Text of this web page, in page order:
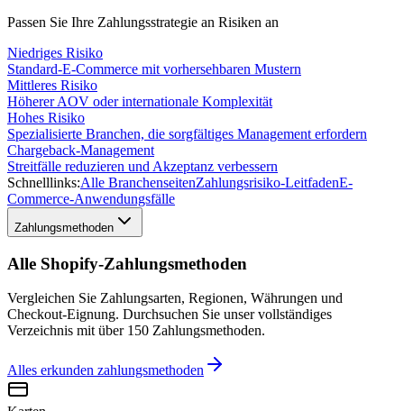
Passen Sie Ihre Zahlungsstrategie an Risiken an
Niedriges Risiko
Standard-E-Commerce mit vorhersehbaren Mustern
Mittleres Risiko
Höherer AOV oder internationale Komplexität
Hohes Risiko
Spezialisierte Branchen, die sorgfältiges Management erfordern
Chargeback-Management
Streitfälle reduzieren und Akzeptanz verbessern
Schnelllinks:Alle BranchenseitenZahlungsrisiko-LeitfadenE-
Commerce-Anwendungsfälle
Zahlungsmethoden
Alle Shopify-Zahlungsmethoden
Vergleichen Sie Zahlungsarten, Regionen, Währungen und
Checkout-Eignung. Durchsuchen Sie unser vollständiges
Verzeichnis mit über 150 Zahlungsmethoden.
Alles erkunden zahlungsmethoden